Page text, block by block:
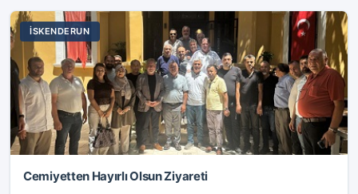
İSKENDERUN
Cemiyetten Hayırlı Olsun Ziyareti